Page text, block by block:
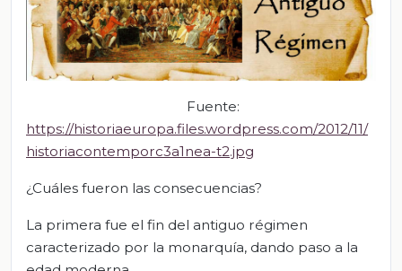
Fuente:
https://historiaeuropa.files.wordpress.com/2012/11/
historiacontemporc3a1nea-t2.jpg
¿Cuáles fueron las consecuencias?
La primera fue el fin del antiguo régimen
caracterizado por la monarquía, dando paso a la